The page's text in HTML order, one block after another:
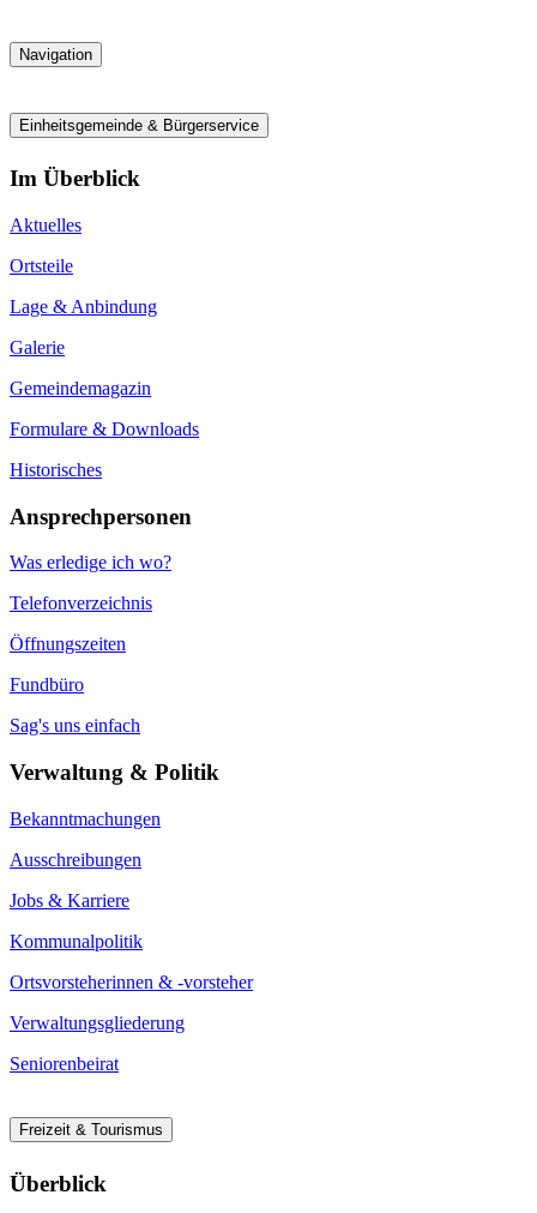
Navigation
Einheitsgemeinde & Bürgerservice
Im Überblick
Aktuelles
Ortsteile
Lage & Anbindung
Galerie
Gemeindemagazin
Formulare & Downloads
Historisches
Ansprechpersonen
Was erledige ich wo?
Telefonverzeichnis
Öffnungszeiten
Fundbüro
Sag's uns einfach
Verwaltung & Politik
Bekanntmachungen
Ausschreibungen
Jobs & Karriere
Kommunalpolitik
Ortsvorsteherinnen & -vorsteher
Verwaltungsgliederung
Seniorenbeirat
Freizeit & Tourismus
Überblick